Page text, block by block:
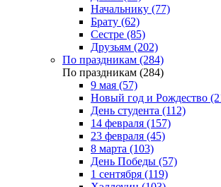
Начальнику (77)
Брату (62)
Сестре (85)
Друзьям (202)
По праздникам (284)
По праздникам (284)
9 мая (57)
Новый год и Рождество
День студента (112)
14 февраля (157)
23 февраля (45)
8 марта (103)
День Победы (57)
1 сентября (119)